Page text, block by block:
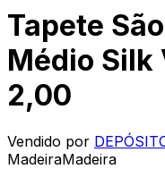
Tapete
Médio Silk
2,00
Vendido por
MadeiraMadeira